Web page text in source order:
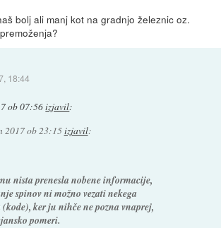
bolj ali manj kot na gradnjo železnic oz.
18:44
ob 07:56izjavil:
2017 ob 23:15izjavil:
nista prenesla nobene informacije,
spinov ni možno vezati nekega
ker ju nihče ne pozna vnaprej,
pomeri.